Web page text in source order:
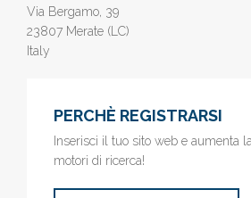
Via Bergamo, 39
23807 Merate (LC)
Italy
PERCHÈ REGISTRARSI
Inserisci il tuo sito web e aumenta
motori di ricerca!